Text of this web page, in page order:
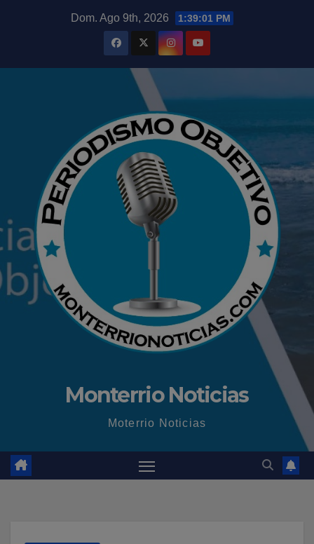
Dom. Ago 9th, 2026 1:39:02 PM
Monterrio Noticias
Moterrio Noticias
modal-check